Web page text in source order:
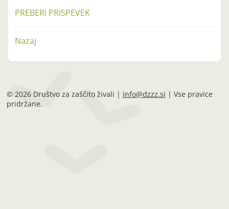
PREBERI PRISPEVEK
Nazaj
© 2026 Društvo za zaščito živali | info@dzzz.si | Vse pravice
pridržane.